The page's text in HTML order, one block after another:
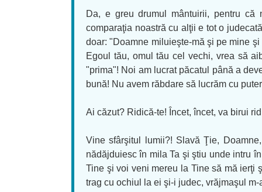
Da, e greu drumul mântuirii, pentru
comparaţia noastră cu alţii e tot o
doar: "Doamne miluieşte-mă şi pe mine
Egoul tău, omul tău cel vechi, vrea să
"prima"! Noi am lucrat păcatul până a
bună! Nu avem răbdare să lucrăm cu
Ai căzut? Ridică-te! Încet, încet, va birui
Vine sfârşitul lumii?! Slavă Ţie,
nădăjduiesc în mila Ta şi ştiu unde intru
Tine şi voi veni mereu la Tine să mă ierţi
trag cu ochiul la ei şi-i judec, vrăjmaşul m-